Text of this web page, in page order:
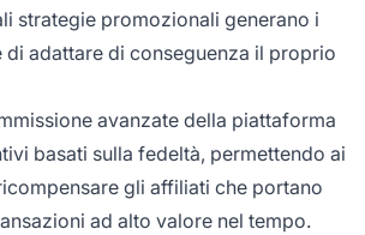
strategie promozionali generano i
di adattare di conseguenza il proprio
avanzate della piattaforma
basati sulla fedeltà, permettendo ai
gli affiliati che portano
ad alto valore nel tempo.